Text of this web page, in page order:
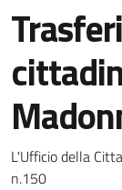
Dettagli
L'Ufficio della
n.150